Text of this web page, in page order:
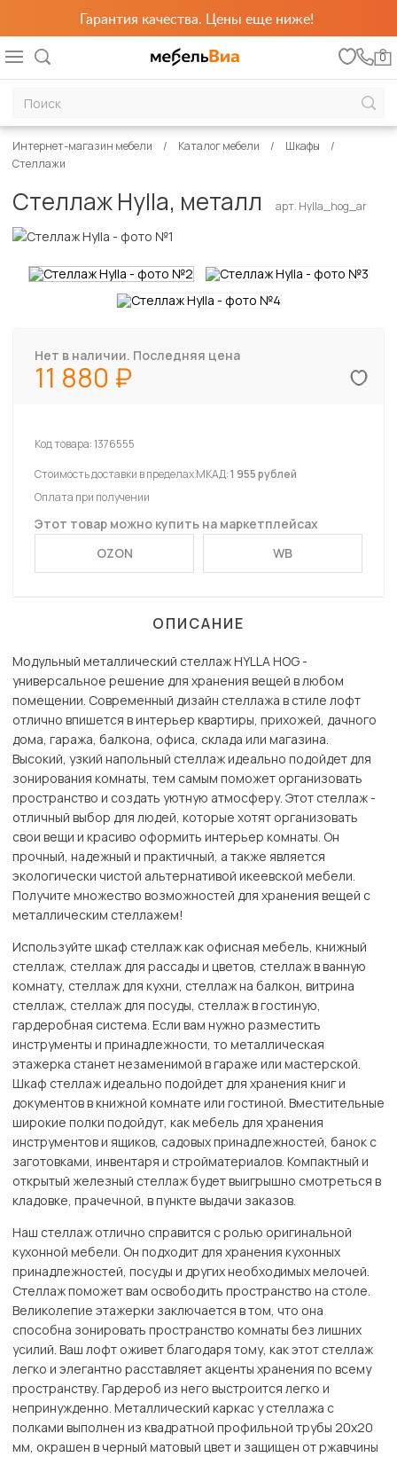
Гарантия качества. Цены еще ниже!
0
Интернет-магазин мебели Каталог мебели
Шкафы
Стеллажи
Стеллаж Hylla, металл арт. Hylla_hog_ar
Нет в наличии. Последняя цена
11 880
Код товара:1376555
Стоимость доставки в пределах МКАД:1 955 рублей
Оплата при получении
Этот товар можно купить на маркетплейсах
OZON
WB
ОПИСАНИЕ
Модульный металлический стеллаж HYLLA HOG -
универсальное решение для хранения вещей в любом
помещении. Современный дизайн стеллажа в стиле лофт
отлично впишется в интерьер квартиры, прихожей, дачного
дома, гаража, балкона, офиса, склада или магазина.
Высокий, узкий напольный стеллаж идеально подойдет для
зонирования комнаты, тем самым поможет организовать
пространство и создать уютную атмосферу. Этот стеллаж -
отличный выбор для людей, которые хотят организовать
свои вещи и красиво оформить интерьер комнаты. Он
прочный, надежный и практичный, а также является
экологически чистой альтернативой икеевской мебели.
Получите множество возможностей для хранения вещей с
металлическим стеллажем!
Используйте шкаф стеллаж как офисная мебель, книжный
стеллаж, стеллаж для рассады и цветов, стеллаж в ванную
комнату, стеллаж для кухни, стеллаж на балкон, витрина
стеллаж, стеллаж для посуды, стеллаж в гостиную,
гардеробная система. Если вам нужно разместить
инструменты и принадлежности, то металлическая
этажерка станет незаменимой в гараже или мастерской.
Шкаф стеллаж идеально подойдет для хранения книг и
документов в книжной комнате или гостиной. Вместительные
широкие полки подойдут, как мебель для хранения
инструментов и ящиков, садовых принадлежностей, банок с
заготовками, инвентаря и стройматериалов. Компактный и
открытый железный стеллаж будет выигрышно смотреться в
кладовке, прачечной, в пункте выдачи заказов.
Наш стеллаж отлично справится с ролью оригинальной
кухонной мебели. Он подходит для хранения кухонных
принадлежностей, посуды и других необходимых мелочей.
Стеллаж поможет вам освободить пространство на столе.
Великолепие этажерки заключается в том, что она
способна зонировать пространство комнаты без лишних
усилий. Ваш лофт оживет благодаря тому, как этот стеллаж
легко и элегантно расставляет акценты хранения по всему
пространству. Гардероб из него выстроится легко и
непринужденно. Металлический каркас у стеллажа с
полками выполнен из квадратной профильной трубы 20х20
мм, окрашен в черный матовый цвет и защищен от ржавчины